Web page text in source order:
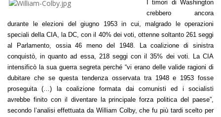
I timori di Washington
crebbero ancora
durante le elezioni del giugno 1953 in cui, malgrado le operazioni
speciali della CIA, la DC, con il 40% dei voti, ottenne soltanto 261 seggi
al Parlamento, ossia 46 meno del 1948. La coalizione di sinistra
conquistò, in quanto ad essa, 218 seggi con il 35% dei voti. La CIA
intensificò la sua guerra segreta perché “vi erano delle valide ragioni di
dubitare che se questa tendenza osservata tra 1948 e 1953 fosse
proseguita (…) la coalizione formata dai comunisti ed i socialisti
avrebbe finito con il diventare la principale forza politica del paese”,
secondo l’analisi effettuata da William Colby, che fu più tardi scelto per